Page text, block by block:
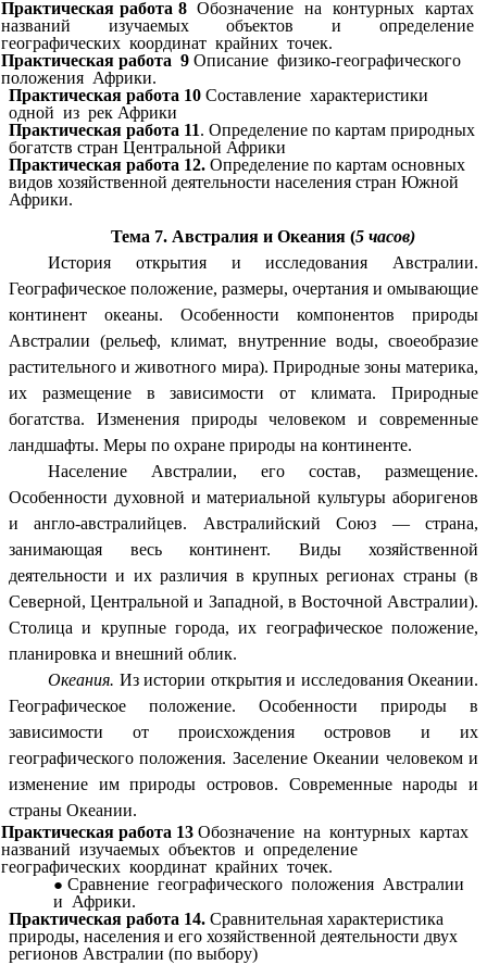
Практическая работа 8Обозначение на контурных картах
названий изучаемых объектов и определение
географических координат крайних точек.
Практическая работа 9 Описание физико-географического
положения Африки.
Практическая работа 10 Составление характеристики
одной из рек Африки
Практическая работа 11. Определение по картам природных
богатств стран Центральной Африки
Практическая работа 12. Определение по картам основных
видов хозяйственной деятельности населения стран Южной
Африки.
Тема 7. Австралия и Океания (5 часов)
История открытия и исследования Австралии.
Географическое положение, размеры, очертания и омывающие
континент океаны. Особенности компонентов природы
Австралии (рельеф, климат, внутренние воды, своеобразие
растительного и животного мира). Природные зоны материка,
их размещение в зависимости от климата. Природные
богатства. Изменения природы человеком и современные
ландшафты. Меры по охране природы на континенте.
Население Австралии, его состав, размещение.
Особенности духовной и материальной культуры аборигенов
и англо-австралийцев. Австралийский Союз — страна,
занимающая весь континент. Виды хозяйственной
деятельности и их различия в крупных регионах страны (в
Северной, Центральной и Западной, в Восточной Австралии).
Столица и крупные города, их географическое положение,
планировка и внешний облик.
Океания. Из истории открытия и исследования Океании.
Географическое положение. Особенности природы в
зависимости от происхождения островов и их
географического положения. Заселение Океании человеком и
изменение им природы островов. Современные народы и
страны Океании.
Практическая работа 13 Обозначение на контурных картах
названий изучаемых объектов и определение
географических координат крайних точек.
Сравнение географического положения Австралии
и Африки.
Практическая работа 14. Сравнительная характеристика
природы, населения и его хозяйственной деятельности двух
регионов Австралии (по выбору)